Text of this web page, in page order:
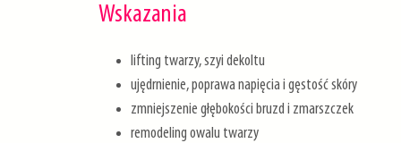
Wskazania
lifting twarzy, szyi dekoltu
ujędrnienie, poprawa napięcia i gęstość skóry
zmniejszenie głębokości bruzd i zmarszczek
remodeling owalu twarzy